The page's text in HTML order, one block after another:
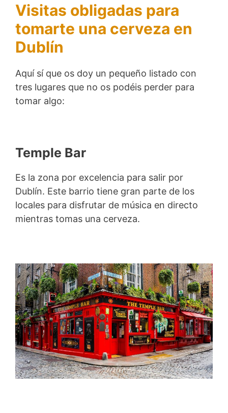
Visitas obligadas para
tomarte una cerveza en
Dublín
Aquí sí que os doy un pequeño listado con
tres lugares que no os podéis perder para
tomar algo:
Temple Bar
Es la zona por excelencia para salir por
Dublín. Este barrio tiene gran parte de los
locales para disfrutar de música en directo
mientras tomas una cerveza.